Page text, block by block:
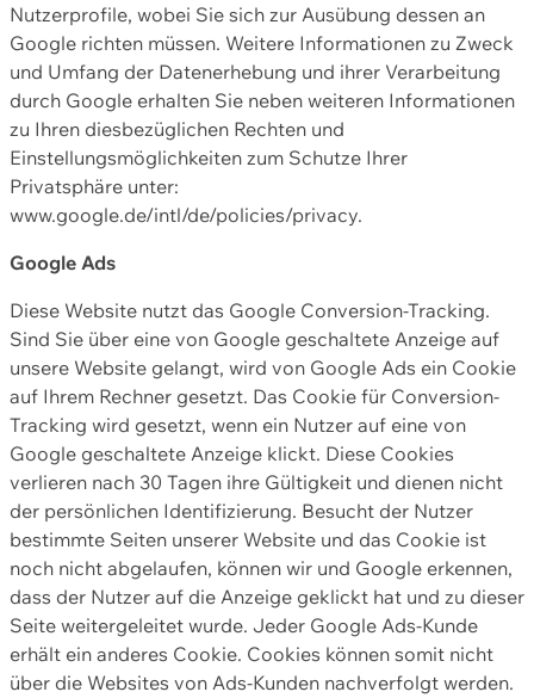
Nutzerprofile, wobei Sie sich zur Ausübung dessen an
Google richten müssen. Weitere Informationen zu Zweck
und Umfang der Datenerhebung und ihrer Verarbeitung
durch Google erhalten Sie neben weiteren Informationen
zu Ihren diesbezüglichen Rechten und
Einstellungsmöglichkeiten zum Schutze Ihrer
Privatsphäre unter:
www.google.de/intl/de/policies/privacy.
Google Ads
Diese Website nutzt das Google Conversion-Tracking.
Sind Sie über eine von Google geschaltete Anzeige auf
unsere Website gelangt, wird von Google Ads ein Cookie
auf Ihrem Rechner gesetzt. Das Cookie für Conversion-
Tracking wird gesetzt, wenn ein Nutzer auf eine von
Google geschaltete Anzeige klickt. Diese Cookies
verlieren nach 30 Tagen ihre Gültigkeit und dienen nicht
der persönlichen Identifizierung. Besucht der Nutzer
bestimmte Seiten unserer Website und das Cookie ist
noch nicht abgelaufen, können wir und Google erkennen,
dass der Nutzer auf die Anzeige geklickt hat und zu dieser
Seite weitergeleitet wurde. Jeder Google Ads-Kunde
erhält ein anderes Cookie. Cookies können somit nicht
über die Websites von Ads-Kunden nachverfolgt werden.